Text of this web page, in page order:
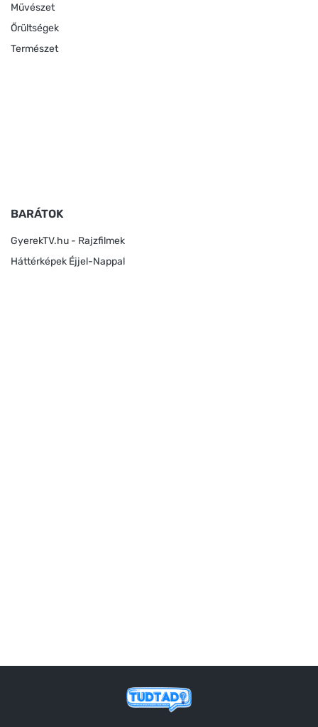
Művészet
Őrültségek
Természet
BARÁTOK
GyerekTV.hu - Rajzfilmek
Háttérképek Éjjel-Nappal